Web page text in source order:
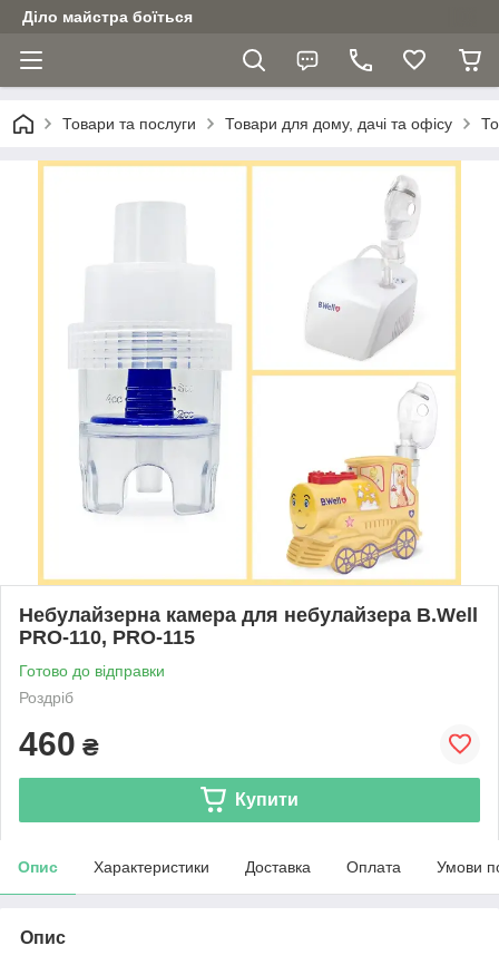
Діло майстра боїться
Товари та послуги Товари для дому, дачі та офісу
Небулайзерна камера для небулайзера B.Well
PRO-110, PRO-115
Готово до відправки
Роздріб
460 ₴
Купити
Опис Характеристики Доставка Оплата Умови
Опис